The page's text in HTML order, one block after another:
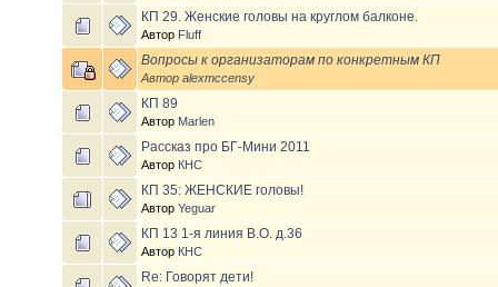
КП 29. Женские головы на круглом балконе.
Автор Fluff
Вопросы к организаторам по конкретным КП
Авторalexmccensy
КП 89
Автор Marlen
Рассказ про БГ-Мини 2011
Автор КНС
КП 35: ЖЕНСКИЕ головы!
АвторYeguar
КП 13 1-я линия В.О. д.36
Автор КНС
Re: Говорят дети!